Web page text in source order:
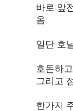
바로 앞
옴
일단 호
호돈하
그리고
한가지